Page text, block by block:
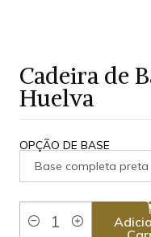
Cadeira de
Huelva
OPÇÃO DE BASE
Base completa preta
Quantidade